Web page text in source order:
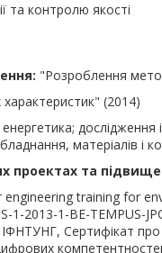
та контролю якості
"Розроблення
(2014)
матеріалів і
та
training for
1-2013-1-BE-TEMPUS-
Сертифікат про